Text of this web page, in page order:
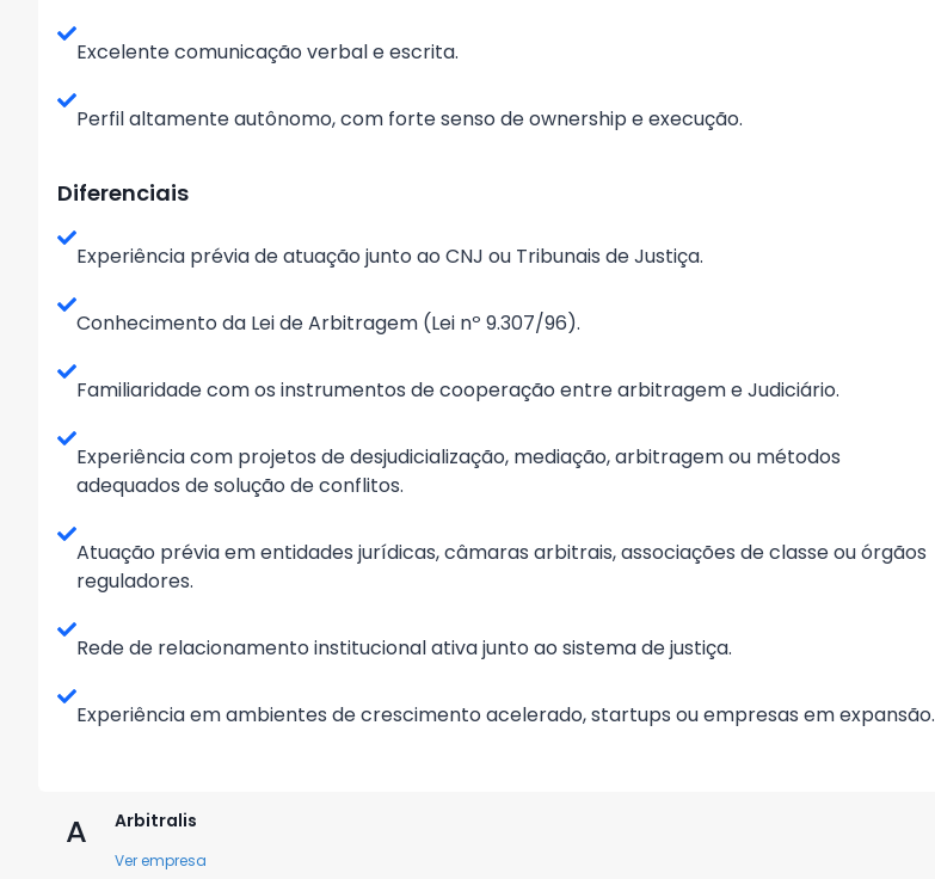
Excelente comunicação verbal e escrita.
Perfil altamente autônomo, com forte senso de ownership e execução.
Diferenciais
Experiência prévia de atuação junto ao CNJ ou Tribunais de Justiça.
Conhecimento da Lei de Arbitragem (Lei nº 9.307/96).
Familiaridade com os instrumentos de cooperação entre arbitragem e Judiciário.
Experiência com projetos de desjudicialização, mediação, arbitragem ou métodos
adequados de solução de conflitos.
Atuação prévia em entidades jurídicas, câmaras arbitrais, associações de classe ou órgãos
reguladores.
Rede de relacionamento institucional ativa junto ao sistema de justiça.
Experiência em ambientes de crescimento acelerado, startups ou empresas em expansão.
A Arbitralis
Ver empresa